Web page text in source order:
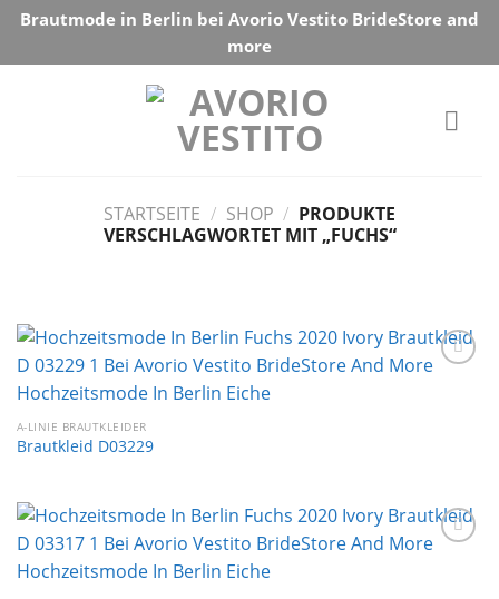
Skip
content
Brautmode in Berlin bei Avorio Vestito BrideStore and
more
STARTSEITE / SHOP / PRODUKTE
VERSCHLAGWORTET MIT „FUCHS“
A-LINIE BRAUTKLEIDER
Brautkleid D03229